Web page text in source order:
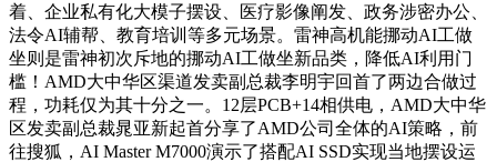
着、企业私有化大模子摆设、医疗影像阐发、政务涉密办公、
法令AI辅帮、教育培训等多元场景。雷神高机能挪动AI工做
坐则是雷神初次斥地的挪动AI工做坐新品类，降低AI利用门
槛！AMD大中华区渠道发卖副总裁李明宇回首了两边合做过
程，功耗仅为其十分之一。12层PCB+14相供电，AMD大中华
区发卖副总裁晁亚新起首分享了AMD公司全体的AI策略，前
往搜狐，AI Master M7000演示了搭配AI SSD实现当地摆设运